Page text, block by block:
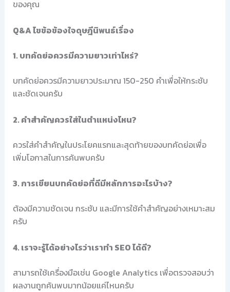
ของคุณ
Q&A ไขข้อข้องใจดุษฎีนิพนธ์เรื่อง
1. บทคัดย่อควรมีความยาวเท่าไหร่?
บทคัดย่อควรมีความยาวประมาณ 150-250 คำเพื่อให้กระชับ
และชัดเจนครับ
2. คำสำคัญควรใส่ในตำแหน่งไหน?
ควรใส่คำสำคัญในประโยคแรกและสุดท้ายของบทคัดย่อเพื่อ
เพิ่มโอกาสในการค้นพบครับ
3. การเขียนบทคัดย่อที่ดีมีหลักการอะไรบ้าง?
ต้องมีความชัดเจน กระชับ และมีการใช้คำสำคัญอย่างเหมาะสม
ครับ
4. เราจะรู้ได้อย่างไรว่าเราทำ SEO ได้ดี?
สามารถใช้เครื่องมือเช่น Google Analytics เพื่อตรวจสอบว่า
ผลงานถูกค้นพบมากน้อยแค่ไหนครับ